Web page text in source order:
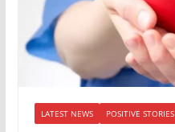
LATEST NEWS POSITIVE STORIES